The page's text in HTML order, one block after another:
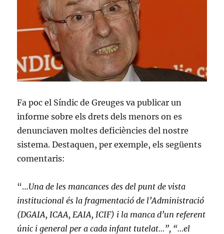
Fa poc el Síndic de Greuges va publicar un
informe sobre els drets dels menors on es
denunciaven moltes deficiències del nostre
sistema. Destaquen, per exemple, els següents
comentaris:
“…Una de les mancances des del punt de vista
institucional és la fragmentació de l’Administració
(DGAIA, ICAA, EAIA, ICIF) i la manca d’un referent
únic i general per a cada infant tutelat…”, “…el